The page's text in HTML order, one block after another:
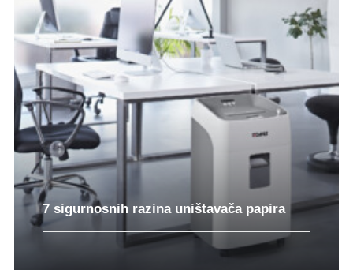
7 sigurnosnih razina uništavača papira